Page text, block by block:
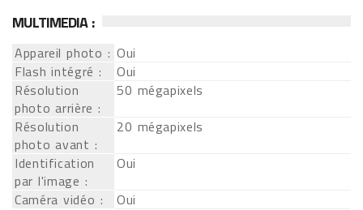
MULTIMEDIA :
Appareil photo : Oui
Flash intégré :
Oui
Résolution
photo arrière :
50 mégapixels
Résolution
photo avant :
20 mégapixels
Identification
par l'image :
Oui
Caméra vidéo :
Oui